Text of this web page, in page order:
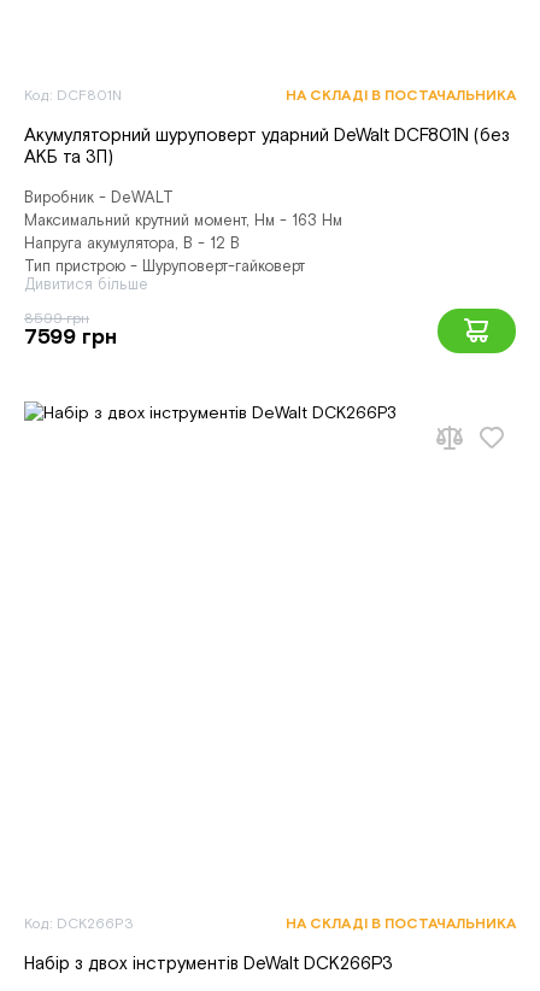
Код: DCF801N НА СКЛАДІ В ПОСТАЧАЛЬНИКА
Акумуляторний шуруповерт ударний DeWalt DCF801N (без
АКБ та ЗП)
Виробник - DeWALT
Максимальний крутний момент, Нм - 163 Нм
Напруга акумулятора, В - 12 В
Тип пристрою - Шуруповерт-гайковерт
Дивитися більше
8599 грн
7599 грн
Код: DCK266P3 НА СКЛАДІ В ПОСТАЧАЛЬНИКА
Набір з двох інструментів DeWalt DCK266P3